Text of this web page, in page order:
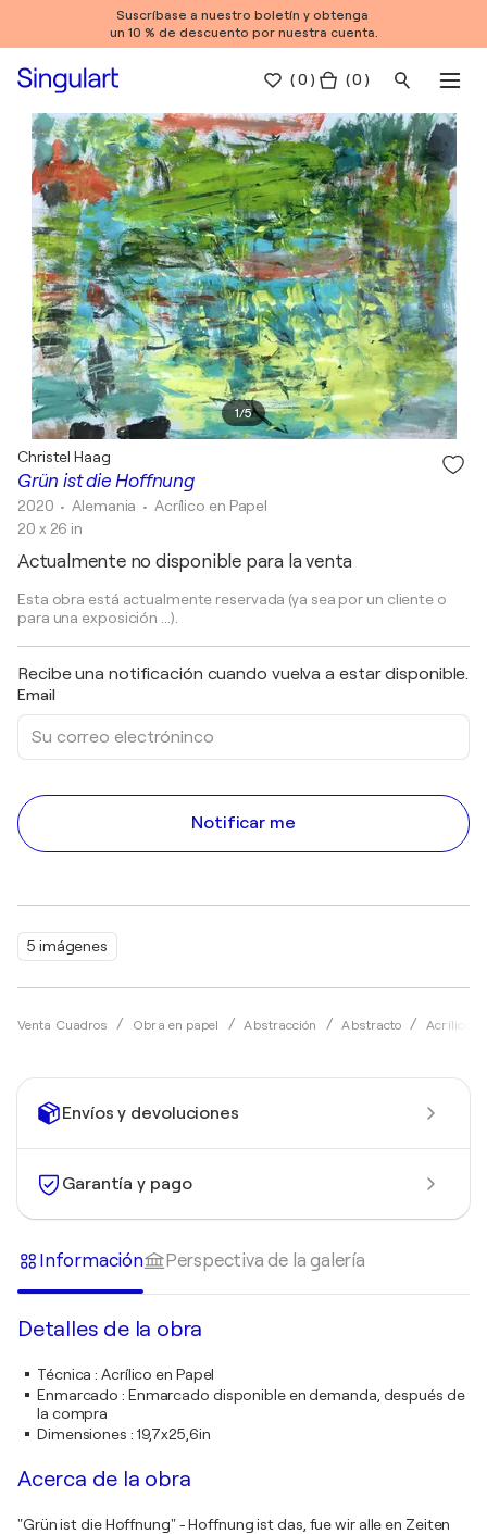
Suscríbase a nuestro boletín y obtenga
un 10 % de descuento por nuestra cuenta.
(0 ) ( 0 )
1/5
5 imágenes
Venta Cuadros Obra en papel Abstracción Abstracto Acrílico
Grün ist die Hoffnung
Christel Haag
2020 • Alemania • Acrílico en Papel
20 x 26 in
Actualmente no disponible para la venta
Esta obra está actualmente reservada (ya sea por un cliente o
para una exposición ...).
Recibe una notificación cuando vuelva a estar disponible.
Email
Notificar me
Envíos y devoluciones
Garantía y pago
Información Perspectiva de la galería
Detalles de la obra
Técnica :Acrílico en Papel
Enmarcado : Enmarcado disponible en demanda, después de
la compra
Dimensiones : 19,7x25,6in
Acerca de la obra
"Grün ist die Hoffnung" - Hoffnung ist das, fue wir alle en Zeiten